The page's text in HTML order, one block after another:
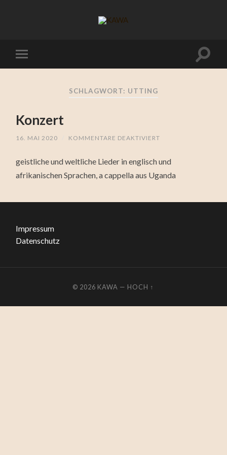
SCHLAGWORT: UTTING
Konzert
16. MAI 2020 KOMMENTARE DEAKTIVIERT
geistliche und weltliche Lieder in englisch und
afrikanischen Sprachen, a cappella aus Uganda
Impressum
Datenschutz
© 2026 KAWA — HOCH ↑